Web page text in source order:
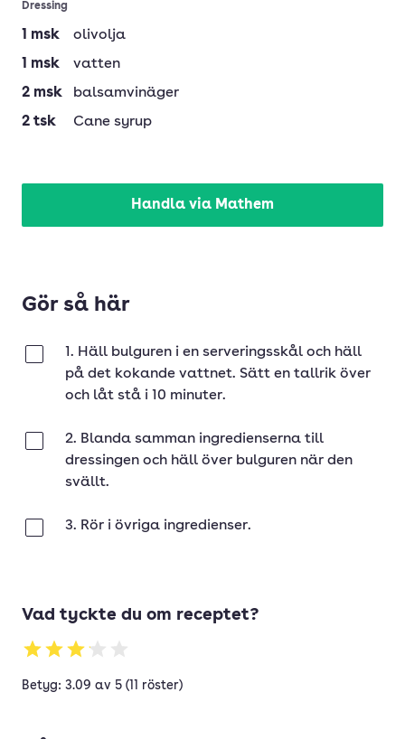
Dressing
1 msk
olivolja
1 msk
vatten
2 msk
balsamvinäger
2 tsk Cane syrup
Handla via Mathem
Gör så här
1. Häll bulguren i en serveringsskål och häll
på det kokande vattnet. Sätt en tallrik över
och låt stå i 10 minuter.
2. Blanda samman ingredienserna till
dressingen och häll över bulguren när den
svällt.
3. Rör i övriga ingredienser.
Vad tyckte du om receptet?
Betyg: 3.09 av 5 (11 röster)